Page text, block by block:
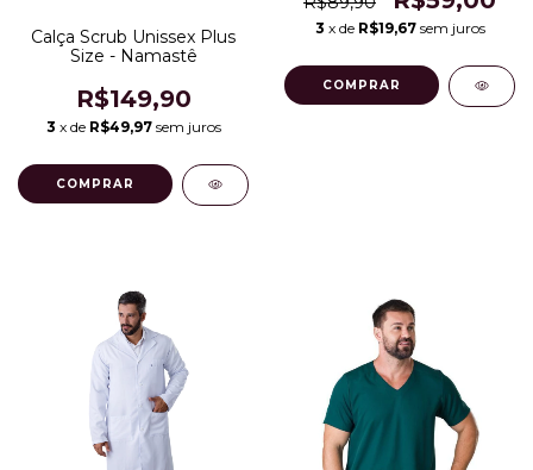
Calça Scrub Unissex Plus
Size - Namastê
R$149,90
3 x de R$49,97 sem juros
COMPRAR
3 x de R$19,67 sem juros
COMPRAR